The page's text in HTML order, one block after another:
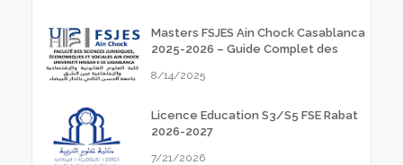
Masters FSJES Ain Chock Casablanca
2025-2026 – Guide Complet des
8/14/2025
Licence Education S3/S5 FSE Rabat
2026-2027
7/21/2026